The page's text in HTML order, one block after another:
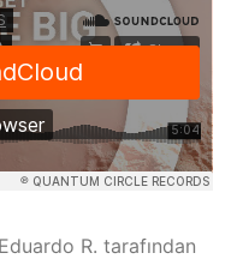
R. tarafından